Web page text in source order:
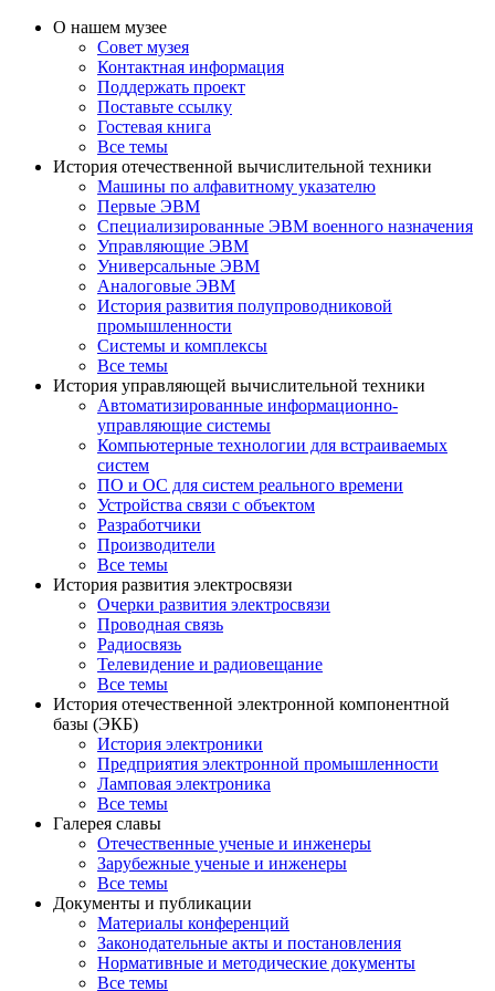
О нашем музее
Совет музея
Контактная информация
Поддержать проект
Поставьте ссылку
Гостевая книга
Все темы
История отечественной вычислительной техники
Машины по алфавитному указателю
Первые ЭВМ
Специализированные ЭВМ военного назначения
Управляющие ЭВМ
Универсальные ЭВМ
Аналоговые ЭВМ
История развития полупроводниковой
промышленности
Системы и комплексы
Все темы
История управляющей вычислительной техники
Автоматизированные информационно-
управляющие системы
Компьютерные технологии для встраиваемых
систем
ПО и ОС для систем реального времени
Устройства связи с объектом
Разработчики
Производители
Все темы
История развития электросвязи
Очерки развития электросвязи
Проводная связь
Радиосвязь
Телевидение и радиовещание
Все темы
История отечественной электронной компонентной
базы (ЭКБ)
История электроники
Предприятия электронной промышленности
Ламповая электроника
Все темы
Галерея славы
Отечественные ученые и инженеры
Зарубежные ученые и инженеры
Все темы
Документы и публикации
Материалы конференций
Законодательные акты и постановления
Нормативные и методические документы
Все темы